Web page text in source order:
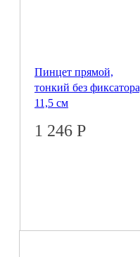
Пинцет прямой,
тонкий без
11,5 см
1 246 Р